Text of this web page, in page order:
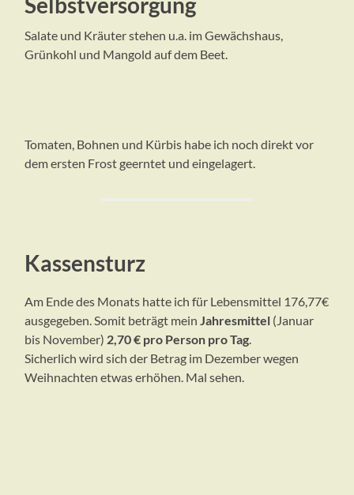
Salate und Kräuter stehen u.a. im Gewächshaus,
Grünkohl und Mangold auf dem Beet.
Tomaten, Bohnen und Kürbis habe ich noch direkt vor
dem ersten Frost geerntet und eingelagert.
Kassensturz
Am Ende des Monats hatte ich für Lebensmittel 176,77€
ausgegeben. Somit beträgt mein Jahresmittel (Januar
bis November) 2,70 € pro Person pro Tag
Sicherlich wird sich der Betrag im Dezember wegen
Weihnachten etwas erhöhen. Mal sehen.